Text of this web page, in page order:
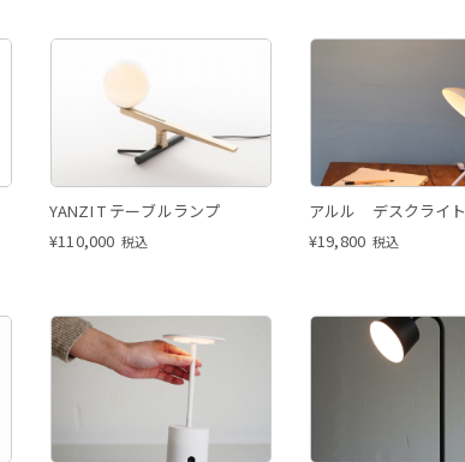
YANZI T テーブルランプ
¥110,000 税込
アルル デスクライト
¥19,800 税込